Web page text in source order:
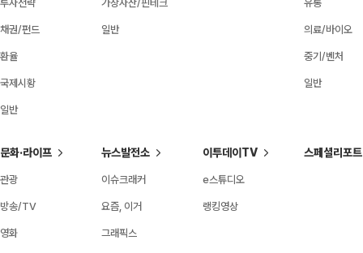
투자전략
채권/펀드
환율
국제시황
일반
가상자산/핀테크
일반
유통
의료/바이오
중기/벤처
일반
문화·라이프
관광
방송/TV
영화
뉴스발전소
이슈크래커
요즘, 이거
그래픽스
이투데이TV
e스튜디오
랭킹영상
스페셜리포트